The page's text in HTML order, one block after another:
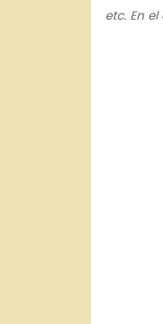
etc. En